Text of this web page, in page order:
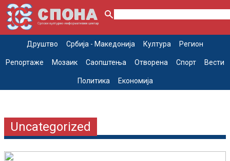
Друштво Србија - Македонија Култура Регион
Репортаже Мозаик Саопштења Отворена Спорт Вести
Политика Економија
Uncategorized